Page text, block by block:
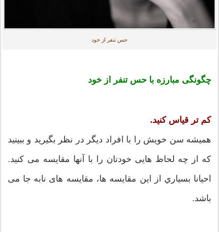
حس تنفر از خود
چگونگی مبارزه با حستنفر از خود
کم تر قیاس کنید.
همیشه سن خویش را با افراد دیگر در نظر بگیرید و ببینید
که از چه لحاظ هایی خودتان را با آنها مقایسه می کنید.
احیانا بسياري از این مقایسه ها، مقایسه های نابه جا می
باشد.